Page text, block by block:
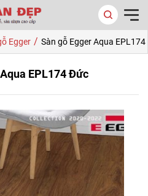
Egger / Sàn gỗ Egger Aqua
EPL174 Đức